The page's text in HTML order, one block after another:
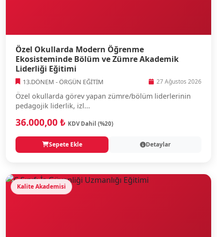
Özel Okullarda Modern Öğrenme
Ekosisteminde Bölüm ve Zümre Akademik
Liderliği Eğitimi
13.DÖNEM - ÖRGÜN EĞİTİM 27 Ağustos 2026
Özel okullarda görev yapan zümre/bölüm liderlerinin
pedagojik liderlik, izl...
36.000,00 ₺ KDV Dahil (%20)
Sepete Ekle Detaylar
Kalite Akademisi